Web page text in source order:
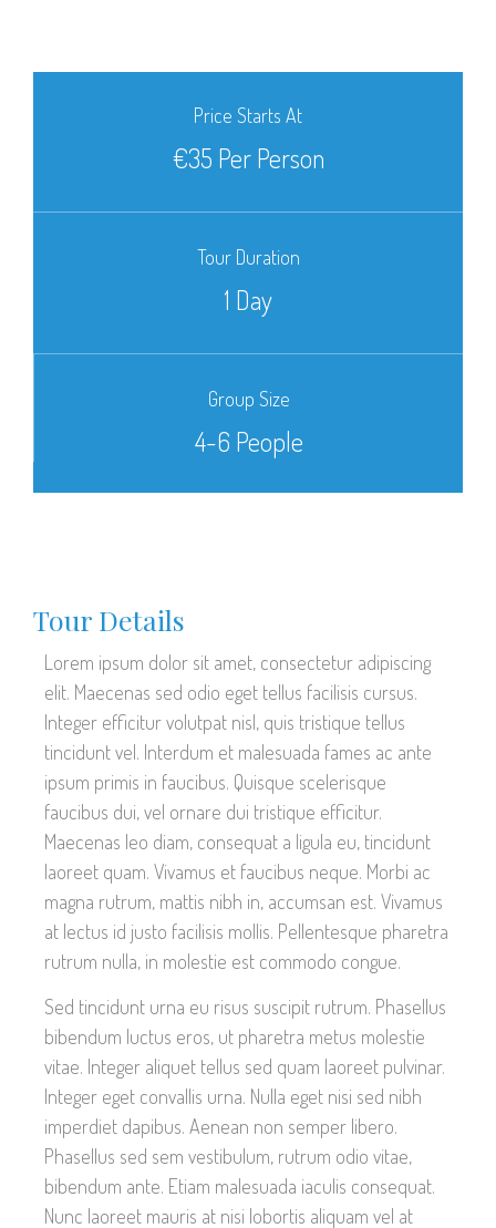
Price Starts At
€35 Per Person
Tour Duration
1 Day
Group Size
4-6 People
Tour Details
Lorem ipsum dolor sit amet, consectetur adipiscing
elit. Maecenas sed odio eget tellus facilisis cursus.
Integer efficitur volutpat nisl, quis tristique tellus
tincidunt vel. Interdum et malesuada fames ac ante
ipsum primis in faucibus. Quisque scelerisque
faucibus dui, vel ornare dui tristique efficitur.
Maecenas leo diam, consequat a ligula eu, tincidunt
laoreet quam. Vivamus et faucibus neque. Morbi ac
magna rutrum, mattis nibh in, accumsan est. Vivamus
at lectus id justo facilisis mollis. Pellentesque pharetra
rutrum nulla, in molestie est commodo congue.
Sed tincidunt urna eu risus suscipit rutrum. Phasellus
bibendum luctus eros, ut pharetra metus molestie
vitae. Integer aliquet tellus sed quam laoreet pulvinar.
Integer eget convallis urna. Nulla eget nisi sed nibh
imperdiet dapibus. Aenean non semper libero.
Phasellus sed sem vestibulum, rutrum odio vitae,
bibendum ante. Etiam malesuada iaculis consequat.
Nunc laoreet mauris at nisi lobortis aliquam vel at